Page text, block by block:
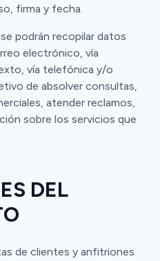
firma y fecha.
podrán recopilar datos
electrónico, vía
vía telefónica y/o
de absolver consultas,
atender reclamos,
sobre los servicios que
DEL
de clientes y anfitriones